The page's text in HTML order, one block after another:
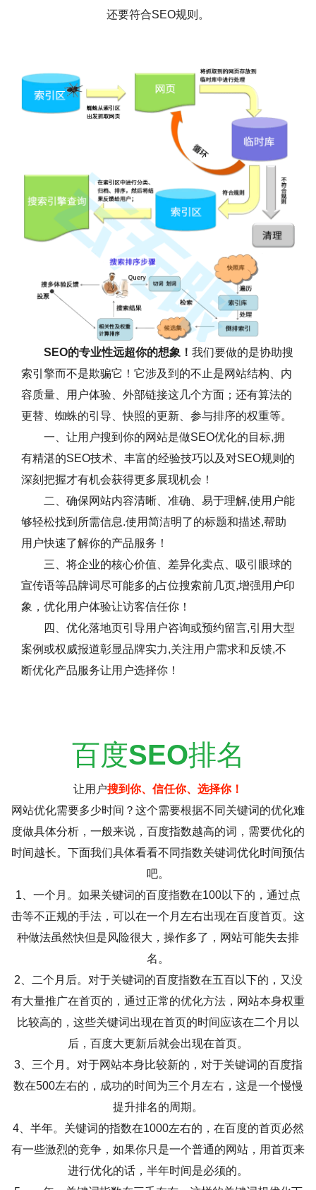
还要符合SEO规则。
SEO的专业性远超你的想象！ 我们要做的是协助搜
索引擎而不是欺骗它！它涉及到的不止是网站结构、内
容质量、用户体验、外部链接这几个方面；还有算法的
更替、蜘蛛的引导、快照的更新、参与排序的权重等。
一、让用户搜到你的网站是做SEO优化的目标,拥
有精湛的SEO技术、丰富的经验技巧以及对SEO规则的
深刻把握才有机会获得更多展现机会！
二、确保网站内容清晰、准确、易于理解,使用户能
够轻松找到所需信息.使用简洁明了的标题和描述,帮助
用户快速了解你的产品服务！
三、将企业的核心价值、差异化卖点、吸引眼球的
宣传语等品牌词尽可能多的占位搜索前几页,增强用户印
象，优化用户体验让访客信任你！
四、优化落地页引导用户咨询或预约留言,引用大型
案例或权威报道彰显品牌实力,关注用户需求和反馈,不
断优化产品服务让用户选择你！
百度SEO排名
让用户搜到你、信任你、选择你！
网站优化需要多少时间？这个需要根据不同关键词的优化难
度做具体分析，一般来说，百度指数越高的词，需要优化的
时间越长。下面我们具体看看不同指数关键词优化时间预估
吧。
1、一个月。如果关键词的百度指数在100以下的，通过点
击等不正规的手法，可以在一个月左右出现在百度首页。这
种做法虽然快但是风险很大，操作多了，网站可能失去排
名。
2、二个月后。对于关键词的百度指数在五百以下的，又没
有大量推广在首页的，通过正常的优化方法，网站本身权重
比较高的，这些关键词出现在首页的时间应该在二个月以
后，百度大更新后就会出现在首页。
3、三个月。对于网站本身比较新的，对于关键词的百度指
数在500左右的，成功的时间为三个月左右，这是一个慢慢
提升排名的周期。
4、半年。关键词的指数在1000左右的，在百度的首页必然
有一些激烈的竞争，如果你只是一个普通的网站，用首页来
进行优化的话，半年时间是必须的。